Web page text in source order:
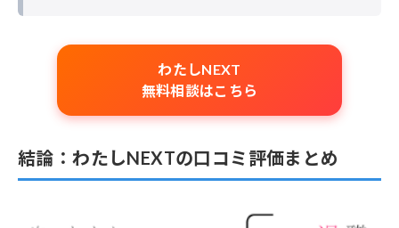
わたしNEXT
無料相談はこちら
結論：わたしNEXTの口コミ評価まとめ